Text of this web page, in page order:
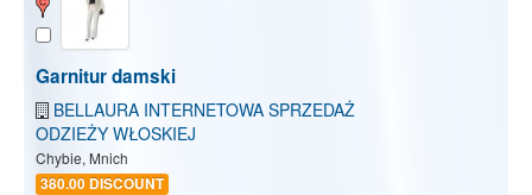
Show/Hide map Show/Hide all
Garnitur damski
BELLAURA INTERNETOWA SPRZEDAŻ
ODZIEŻY WŁOSKIEJ
Chybie, Mnich
380.00 DISCOUNT